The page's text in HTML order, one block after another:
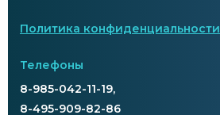
Политика конфиденциальности
Телефоны
8-985-042-11-19,
8-495-909-82-86